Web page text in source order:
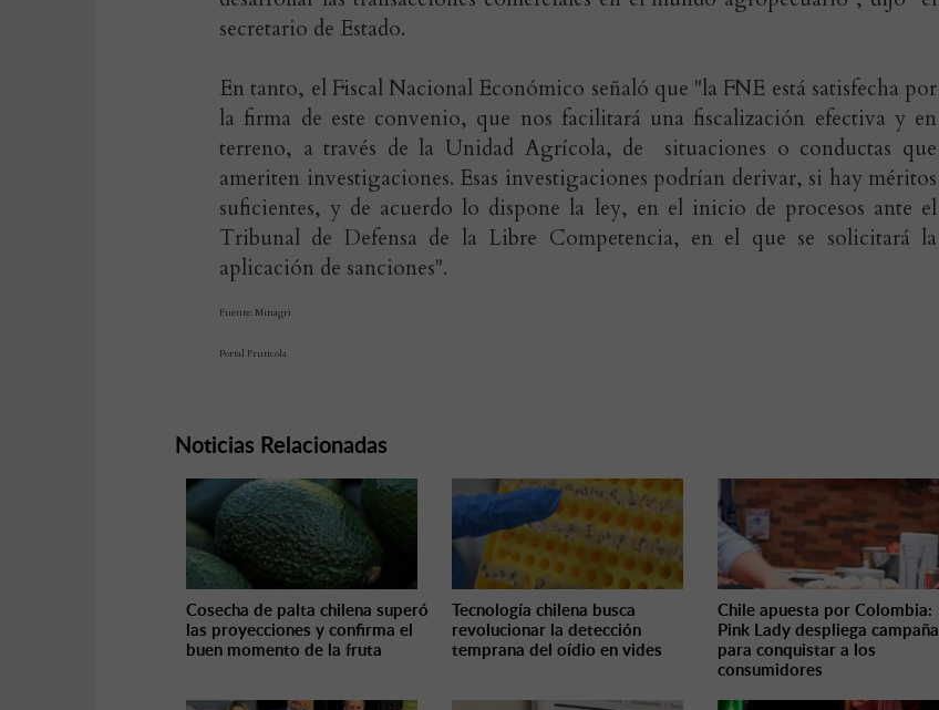
secretario de Estado.
En tanto, el Fiscal Nacional Económico señaló que "la FNE está satisfecha por
la firma de este convenio, que nos facilitará una fiscalización efectiva y en
terreno, a través de la Unidad Agrícola, de situaciones o conductas que
ameriten investigaciones. Esas investigaciones podrían derivar, si hay méritos
suficientes, y de acuerdo lo dispone la ley, en el inicio de procesos ante el
Tribunal de Defensa de la Libre Competencia, en el que se solicitará la
aplicación de sanciones".
Fuente: Minagri
Portal Fruticola
Noticias Relacionadas
Cosecha de palta chilena superó
las proyecciones y confirma el
buen momento de la fruta
Tecnología chilena busca
revolucionar la detección
temprana del oídio en vides
Chile apuesta por Colombia:
Pink Lady despliega campaña
para conquistar a los
consumidores